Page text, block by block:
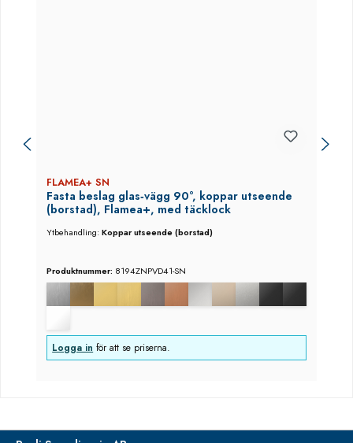
FLAMEA+ SN
Fasta beslag glas‑vägg 90°, koppar utseende
(borstad), Flamea+, med täcklock
Ytbehandling:Koppar utseende (borstad)
Produktnummer: 8194ZNPVD41-SN
Logga in för att se priserna.